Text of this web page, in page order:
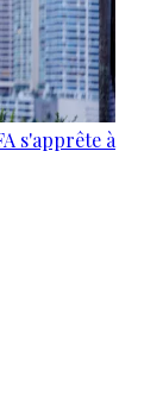
s'apprête à